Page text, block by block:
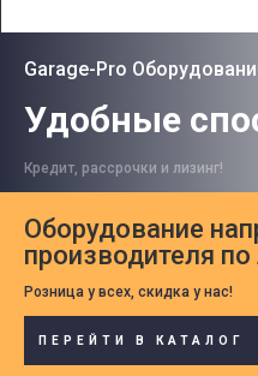
Garage-Pro
Удобные
Кредит, рассрочки и лизинг!
Оборудование
производителя
Розница у всех, скидка у нас!
ПЕРЕЙТИ В КАТАЛОГ